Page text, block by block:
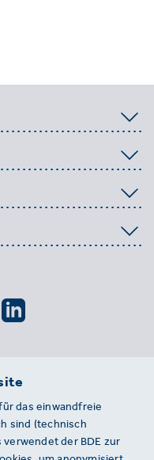
das einwandfreie
sind (technisch
der BDE zur